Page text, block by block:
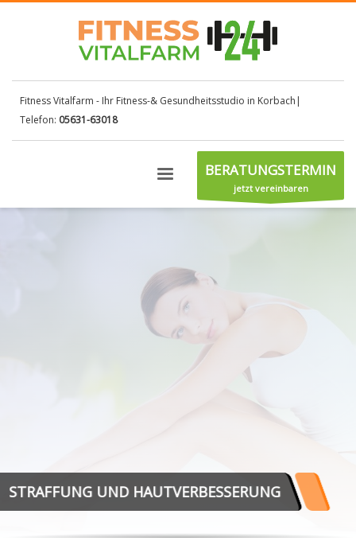
Fitness Vitalfarm - Ihr Fitness-& Gesundheitsstudio in Korbach|
Telefon: 05631-63018
BERATUNGSTERMIN
jetzt vereinbaren
STRAFFUNG UND HAUTVERBESSERUNG